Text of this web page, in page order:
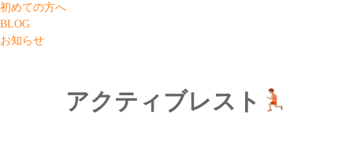
初めての方へ
BLOG
お知らせ
アクティブレスト